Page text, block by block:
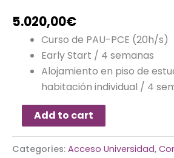
5.020,00€
Curso de PAU-PCE (20h/s)
Early Start / 4 semanas
Alojamiento en piso de
habitación individual / 4
Add to cart
Categories: Acceso Universidad,